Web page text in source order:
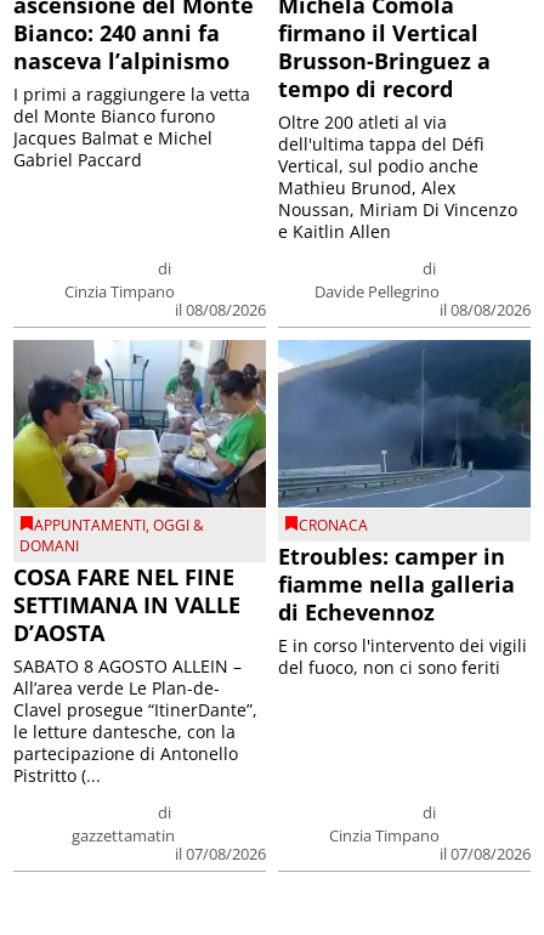
Bianco: 240 anni fa
nasceva l’alpinismo
di
Cinzia Timpano
il 08/08/2026
I primi a raggiungere la vetta
del Monte Bianco furono
Jacques Balmat e Michel
Gabriel Paccard
firmano il Vertical
Brusson-Bringuez a
tempo di record
di
Davide Pellegrino
il 08/08/2026
Oltre 200 atleti al via
dell'ultima tappa del Défì
Vertical, sul podio anche
Mathieu Brunod, Alex
Noussan, Miriam Di Vincenzo
e Kaitlin Allen
APPUNTAMENTI,OGGI &
DOMANI
COSA FARE NEL FINE
SETTIMANA IN VALLE
D’AOSTA
di
gazzettamatin
il 07/08/2026
SABATO 8 AGOSTO ALLEIN –
All’area verde Le Plan-de-
Clavel prosegue “ItinerDante”,
le letture dantesche, con la
partecipazione di Antonello
Pistritto (...
CRONACA
Etroubles: camper in
fiamme nella galleria
di Echevennoz
di
Cinzia Timpano
il 07/08/2026
E in corso l'intervento dei vigili
del fuoco, non ci sono feriti